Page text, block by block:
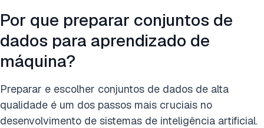
Por que preparar conjuntos de
dados para aprendizado de
máquina?
Preparar e escolher conjuntos de dados de alta
qualidade é um dos passos mais cruciais no
desenvolvimento de sistemas de inteligência artificial.